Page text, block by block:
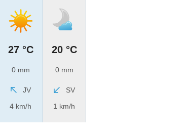
27 °C
0 mm
JV
4 km/h
20 °C
0 mm
SV
1 km/h